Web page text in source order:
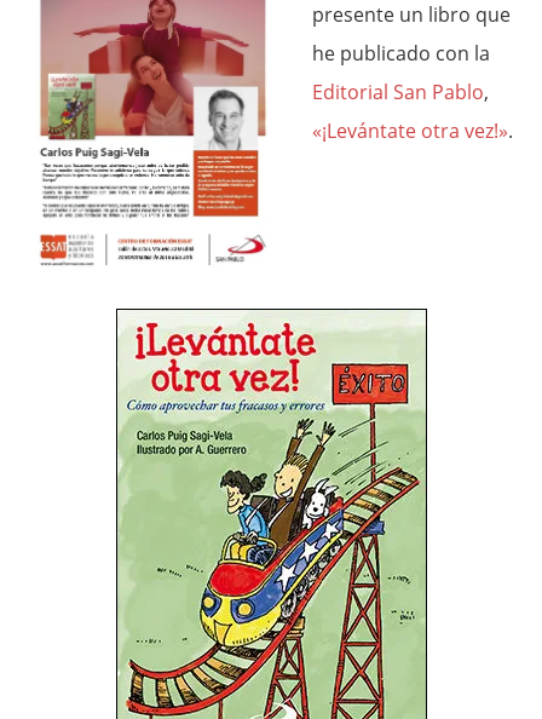
presente un libro que
he publicado con la
Editorial San Pablo,
«¡Levántate otra vez!».